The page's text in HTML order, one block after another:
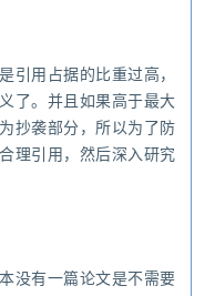
引用占据的比重过高，
了。并且如果高于最大
抄袭部分，所以为了防
理引用，然后深入研究
没有一篇论文是不需要